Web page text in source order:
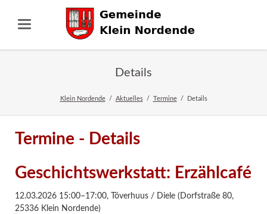
Details
Klein Nordende Aktuelles Termine Details
Termine - Details
Geschichtswerkstatt: Erzählcafé
12.03.2026 15:00–17:00,
Töverhuus / Diele (Dorfstraße 80,
25336 Klein Nordende)